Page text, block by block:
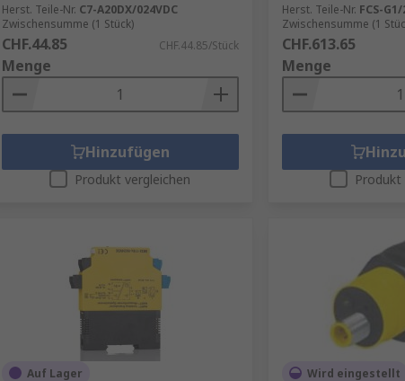
Herst. Teile-Nr. C7-A20DX/024VDC
Zwischensumme (1 Stück)
CHF.44.85 CHF.44.85/Stück
Menge
Hinzufügen
Produkt vergleichen
Herst. Teile-Nr. FCS-
Zwischensumme (1
CHF.613.65
Menge
Produkt
Auf Lager Wird eingestellt